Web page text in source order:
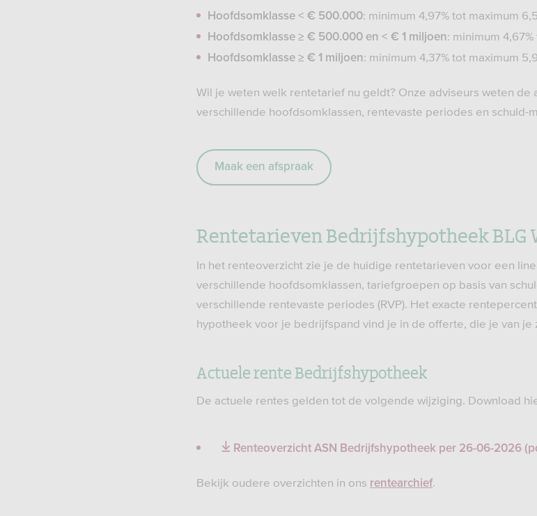
Hoofdsomklasse < € 500.000: minimum 4,97% tot maximum
Hoofdsomklasse ≥ € 500.000 en < € 1 miljoen: minimum
Hoofdsomklasse ≥ € 1 miljoen: minimum 4,37% tot maximum
Wil je weten welk rentetarief nu geldt? Onze adviseurs weten
verschillende hoofdsomklassen, rentevaste periodes en schuld-
Maak een afspraak
Rentetarieven Bedrijfshypotheek BLG
In het renteoverzicht zie je de huidige rentetarieven voor een
verschillende hoofdsomklassen, tariefgroepen op basis van
verschillende rentevaste periodes (RVP). Het exacte
hypotheek voor je bedrijfspand vind je in de offerte, die je van je
Actuele rente Bedrijfshypotheek
De actuele rentes gelden tot de volgende wijziging. Download
Renteoverzicht ASN Bedrijfshypotheek per 26-06-2026
Bekijk oudere overzichten in ons rentearchief.